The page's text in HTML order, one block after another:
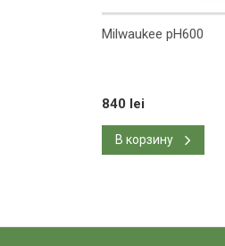
Milwaukee pH600
840 lei
В корзину